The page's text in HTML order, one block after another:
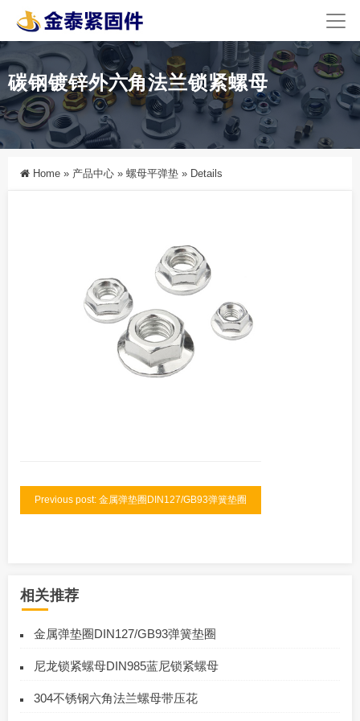
碳钢镀锌外六角法兰锁紧螺母
Home » 产品中心 » 螺母平弹垫 » Details
Previous post: 金属弹垫圈DIN127/GB93弹簧垫圈
相关推荐
金属弹垫圈DIN127/GB93弹簧垫圈
尼龙锁紧螺母DIN985蓝尼锁紧螺母
304不锈钢六角法兰螺母带压花